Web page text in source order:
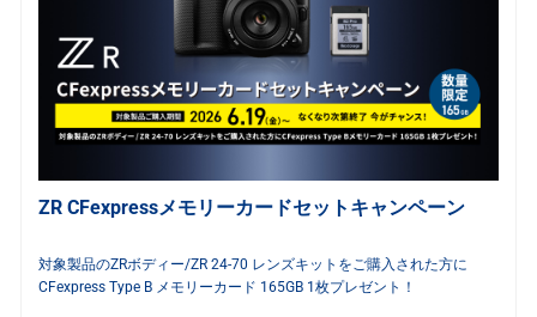
ZR CFexpressメモリーカードセットキャンペーン
対象製品のZRボディー/ZR 24-70 レンズキットをご購入された方に
CFexpress Type B メモリーカード 165GB 1枚プレゼント！